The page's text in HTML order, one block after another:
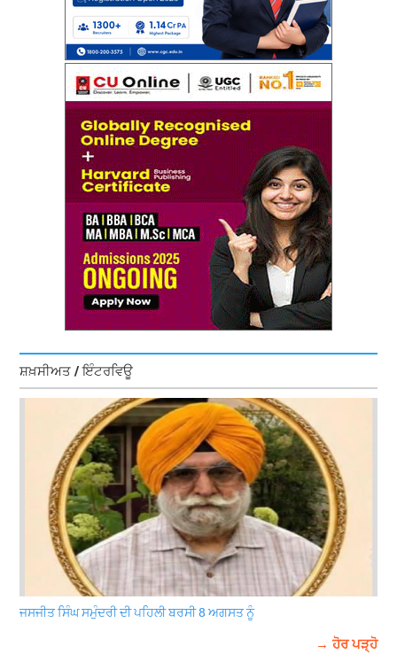
ਸ਼ਖ਼ਸੀਅਤ / ਇੰਟਰਵਿਊ
ਜਸਜੀਤ ਸਿੰਘ ਸਮੁੰਦਰੀ ਦੀ ਪਹਿਲੀ ਬਰਸੀ 8 ਅਗਸਤ ਨੂੰ
→ ਹੋਰ ਪੜ੍ਹੋ